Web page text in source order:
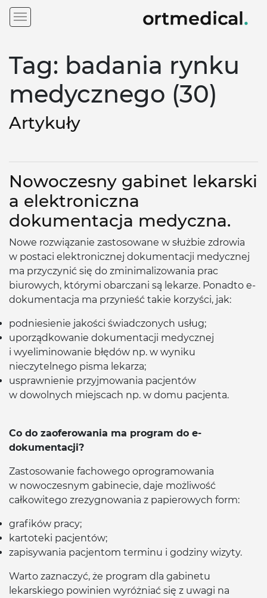
Tag: badania rynku
medycznego (30)
Artykuły
Nowoczesny gabinet lekarski
a elektroniczna
dokumentacja medyczna.
Nowe rozwiązanie zastosowane w służbie zdrowia
w postaci elektronicznej dokumentacji medycznej
ma przyczynić się do zminimalizowania prac
biurowych, którymi obarczani są lekarze. Ponadto e-
dokumentacja ma przynieść takie korzyści, jak:
podniesienie jakości świadczonych usług;
uporządkowanie dokumentacji medycznej
i wyeliminowanie błędów np. w wyniku
nieczytelnego pisma lekarza;
usprawnienie przyjmowania pacjentów
w dowolnych miejscach np. w domu pacjenta.
Co do zaoferowania ma program do e-
dokumentacji?
Zastosowanie fachowego oprogramowania
w nowoczesnym gabinecie, daje możliwość
całkowitego zrezygnowania z papierowych form:
grafików pracy;
kartoteki pacjentów;
zapisywania pacjentom terminu i godziny wizyty.
Warto zaznaczyć, że program dla gabinetu
lekarskiego powinien wyróżniać się z uwagi na